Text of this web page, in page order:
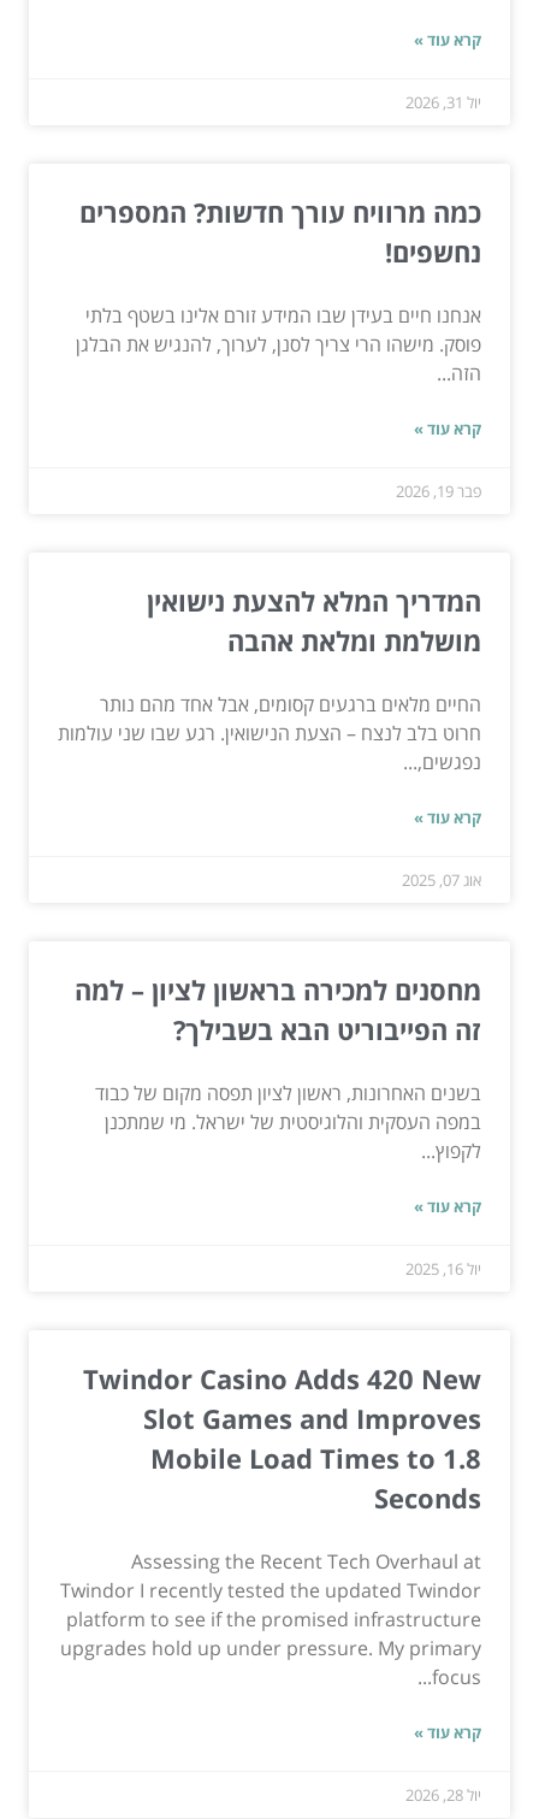
קרא עוד »
יול 31, 2026
כמה מרוויח עורך חדשות? המספרים
נחשפים!
אנחנו חיים בעידן שבו המידע זורם אלינו בשטף בלתי
פוסק. מישהו הרי צריך לסנן, לערוך, להנגיש את הבלגן
הזה...
קרא עוד »
פבר 19, 2026
המדריך המלא להצעת נישואין
מושלמת ומלאת אהבה
החיים מלאים ברגעים קסומים, אבל אחד מהם נותר
חרוט בלב לנצח – הצעת הנישואין. רגע שבו שני עולמות
נפגשים,...
קרא עוד »
אוג 07, 2025
מחסנים למכירה בראשון לציון – למה
זה הפייבוריט הבא בשבילך?
בשנים האחרונות, ראשון לציון תפסה מקום של כבוד
במפה העסקית והלוגיסטית של ישראל. מי שמתכנן
לקפוץ...
קרא עוד »
יול 16, 2025
Twindor Casino Adds 420 New
Slot Games and Improves
Mobile Load Times to 1.8
Seconds
Assessing the Recent Tech Overhaul at
Twindor I recently tested the updated Twindor
platform to see if the promised infrastructure
upgrades hold up under pressure. My primary
focus...
קרא עוד »
יול 28, 2026